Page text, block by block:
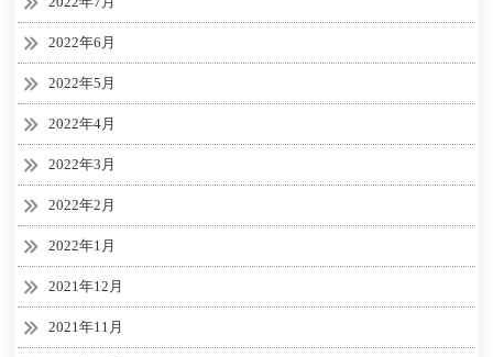
2022年6月
2022年5月
2022年4月
2022年3月
2022年2月
2022年1月
2021年12月
2021年11月